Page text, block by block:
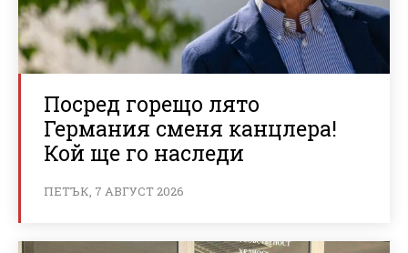
Посред горещо лято
Германия сменя канцлера!
Кой ще го наследи
ПЕТЪК, 7 АВГУСТ 2026